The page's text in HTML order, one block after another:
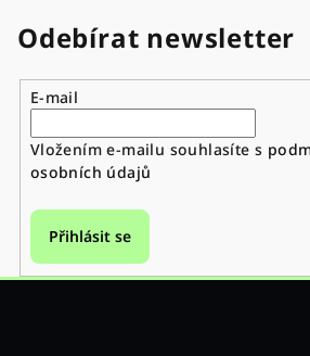
Odebírat newsletter
E-mail
Vložením e-mailu souhlasíte s
osobních údajů
Přihlásit se